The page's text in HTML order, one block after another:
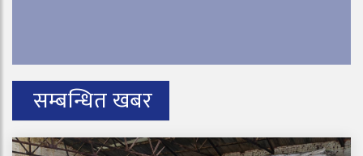
सम्बन्धित खबर